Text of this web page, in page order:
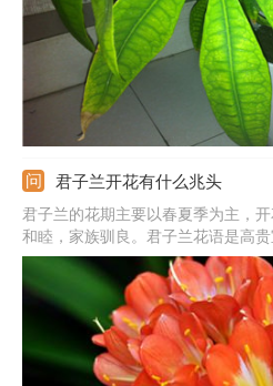
君子兰开花有什么兆头
君子兰的花期主要以春夏季为主，
和睦，家族驯良。君子兰花语是高
高雅公正。正如花开养人屋的说法
头。